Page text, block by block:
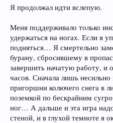
Я продолжал идти вслепую.
Меня поддерживало только
удержаться на ногах. Если я
подняться… Я смертельно
бурану, сбросившему в
завершить начатую работу, и
часов. Сначала лишь
пригоршни колючего снега в
поземкой по бескрайним
ног… А дальше и эта игра
стеной, и в глухой темноте я